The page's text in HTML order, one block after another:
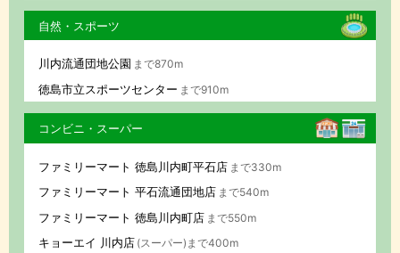
自然・スポーツ
川内流通団地公園 まで870m
徳島市立スポーツセンター まで910m
コンビニ・スーパー
ファミリーマート 徳島川内町平石店 まで330m
ファミリーマート 平石流通団地店 まで540m
ファミリーマート 徳島川内町店 まで550m
キョーエイ 川内店 (スーパー)まで400m